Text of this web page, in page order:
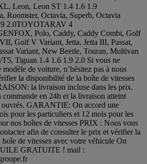
Leon, Leon ST 1.4 1.6 1.9
Roomster, Octavia, Superb, Octavia
2.0TOYOTARAV 4
Polo, Caddy, Caddy Combi, Golf
Golf V Variant, Jetta, Jetta III, Passat,
Variant, New Beetle, Touran, Multivan
Tiguan 1.4 1.6 1.9 2.0 Si vous ne
de voiture, n’hésitez pas à nous
la disponibilité de la boîte de vitesses
la livraison incluse dans les prix.
commande en 24h et la livraison atteint
ouvrés. GARANTIE: On accord une
pour les particuliers et 12 mois pour les
nos boîtes de vitesses PRIX : Nous vous
afin de consulter le prix et vérifier la
de vitesses avec votre véhicule On
GRATUITE ! mail :